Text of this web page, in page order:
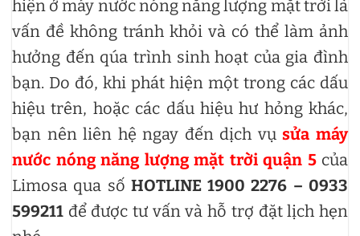
hiện ở máy nước nóng năng lượng mặt trời là
vấn đề không tránh khỏi và có thể làm ảnh
hưởng đến qúa trình sinh hoạt của gia đình
bạn. Do đó, khi phát hiện một trong các dấu
hiệu trên, hoặc các dấu hiệu hư hỏng khác,
bạn nên liên hệ ngay đến dịch vụsửa máy
nước nóng năng lượng mặt trời quận 5của
Limosa qua số HOTLINE 1900 2276 – 0933
599211 để được tư vấn và hỗ trợ đặt lịch hẹn